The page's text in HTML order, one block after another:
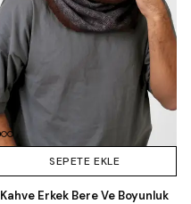
SEPETE EKLE
Kahve Erkek Bere Ve Boyunluk